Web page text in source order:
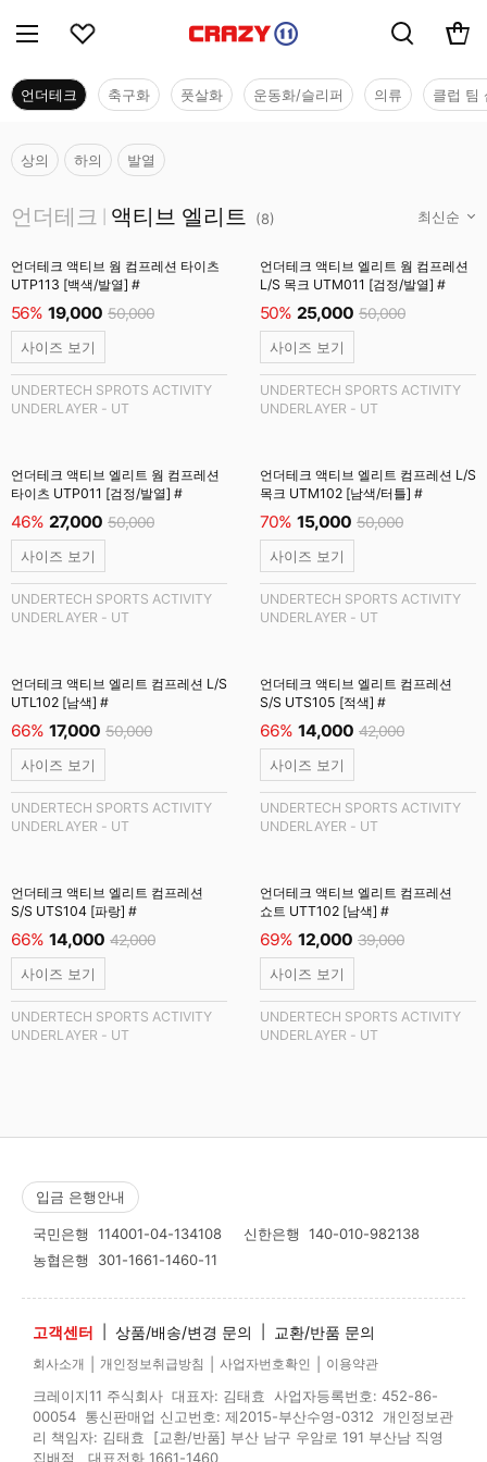
언더테크 축구화 풋살화 운동화/슬리퍼 의류 클럽 팀
상의 하의 발열
언더테크 액티브 엘리트 (8)
언더테크 액티브 웜 컴프레션 타이츠
UTP113 [백색/발열] #
56% 19,000 50,000
사이즈 보기
UNDERTECH SPROTS ACTIVITY
UNDERLAYER - UT
언더테크 액티브 엘리트 웜 컴프레션
L/S 목크 UTM011 [검정/발열] #
50% 25,000 50,000
사이즈 보기
UNDERTECH SPORTS ACTIVITY
UNDERLAYER - UT
언더테크 액티브 엘리트 웜 컴프레션
타이츠 UTP011 [검정/발열] #
46% 27,000 50,000
사이즈 보기
UNDERTECH SPORTS ACTIVITY
UNDERLAYER - UT
언더테크 액티브 엘리트 컴프레션 L/S
목크 UTM102 [남색/터틀] #
70% 15,000 50,000
사이즈 보기
UNDERTECH SPORTS ACTIVITY
UNDERLAYER - UT
언더테크 액티브 엘리트 컴프레션 L/S
UTL102 [남색] #
66% 17,000 50,000
사이즈 보기
UNDERTECH SPORTS ACTIVITY
UNDERLAYER - UT
언더테크 액티브 엘리트 컴프레션
S/S UTS105 [적색] #
66% 14,000 42,000
사이즈 보기
UNDERTECH SPORTS ACTIVITY
UNDERLAYER - UT
언더테크 액티브 엘리트 컴프레션
S/S UTS104 [파랑] #
66% 14,000 42,000
사이즈 보기
UNDERTECH SPORTS ACTIVITY
UNDERLAYER - UT
언더테크 액티브 엘리트 컴프레션
쇼트 UTT102 [남색] #
69% 12,000 39,000
사이즈 보기
UNDERTECH SPORTS ACTIVITY
UNDERLAYER - UT
입금 은행안내
국민은행 114001-04-134108 신한은행 140-010-982138
농협은행 301-1661-1460-11
고객센터 상품/배송/변경 문의 교환/반품 문의
회사소개 개인정보취급방침 사업자번호확인 이용약관
크레이지11 주식회사 대표자: 김태효 사업자등록번호: 452-86-
00054 통신판매업 신고번호: 제2015-부산수영-0312 개인정보관
리 책임자: 김태효 [교환/반품] 부산 남구 우암로 191 부산남 직영
집배점 대표전화 1661-1460